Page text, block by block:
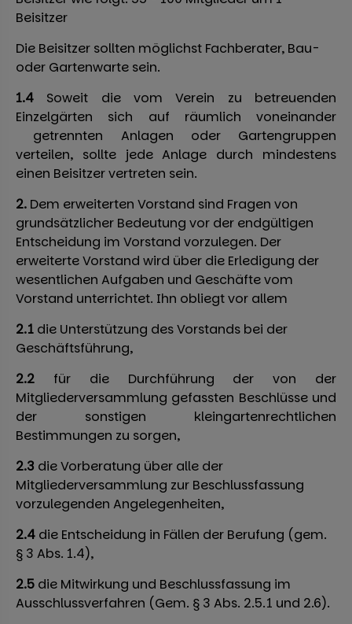
Beisitzer
Die Beisitzer sollten möglichst Fachberater, Bau-
oder Gartenwarte sein.
1.4 Soweit die vom Verein zu betreuenden
Einzelgärten sich auf räumlich voneinander
getrennten Anlagen oder Gartengruppen
verteilen, sollte jede Anlage durch mindestens
einen Beisitzer vertreten sein.
2. Dem erweiterten Vorstand sind Fragen von
grundsätzlicher Bedeutung vor der endgültigen
Entscheidung im Vorstand vorzulegen. Der
erweiterte Vorstand wird über die Erledigung der
wesentlichen Aufgaben und Geschäfte vom
Vorstand unterrichtet. Ihn obliegt vor allem
2.1 die Unterstützung des Vorstands bei der
Geschäftsführung,
2.2 für die Durchführung der von der
Mitgliederversammlung gefassten Beschlüsse und
der sonstigen kleingartenrechtlichen
Bestimmungen zu sorgen,
2.3 die Vorberatung über alle der
Mitgliederversammlung zur Beschlussfassung
vorzulegenden Angelegenheiten,
2.4 die Entscheidung in Fällen der Berufung (gem.
§ 3 Abs. 1.4),
2.5 die Mitwirkung und Beschlussfassung im
Ausschlussverfahren (Gem. § 3 Abs. 2.5.1 und 2.6).